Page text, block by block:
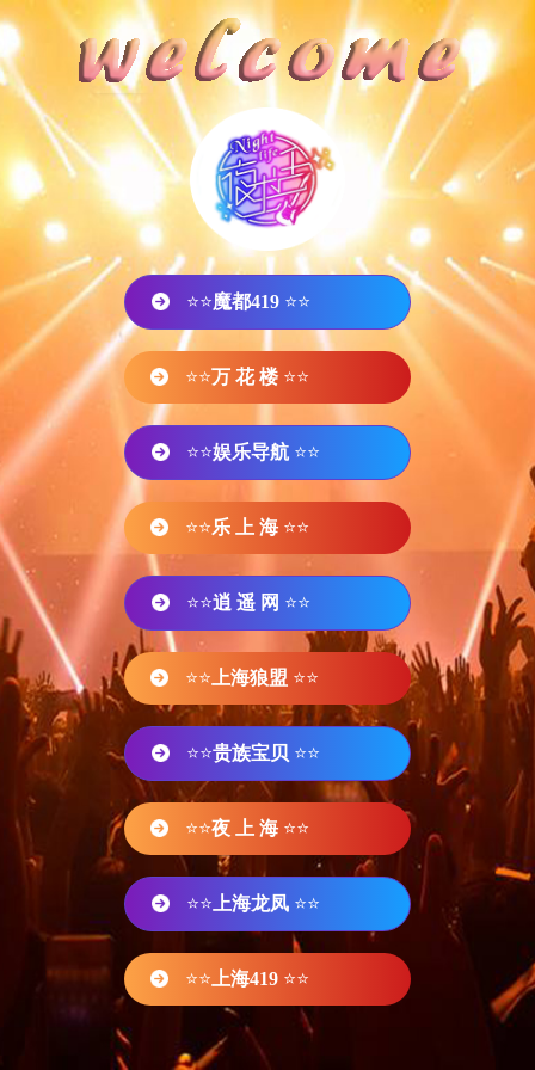
⭐⭐魔都419 ⭐⭐
⭐⭐万 花 楼 ⭐⭐
⭐⭐娱乐导航 ⭐⭐
⭐⭐乐 上 海 ⭐⭐
⭐⭐逍 遥 网 ⭐⭐
⭐⭐ 上海狼盟 ⭐⭐
⭐⭐贵族宝贝 ⭐⭐
⭐⭐夜 上 海 ⭐⭐
⭐⭐ 上海龙凤 ⭐⭐
⭐⭐ 上海419 ⭐⭐